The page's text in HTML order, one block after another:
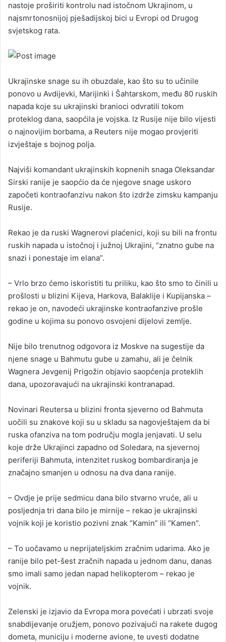
nastoje proširiti kontrolu nad istočnom Ukrajinom, u
najsmrtonosnijoj pješadijskoj bici u Evropi od Drugog
svjetskog rata.
Ukrajinske snage su ih obuzdale, kao što su to učinile
ponovo u Avdijevki, Marijinki i Šahtarskom, među 80 ruskih
napada koje su ukrajinski branioci odvratili tokom
proteklog dana, saopćila je vojska. Iz Rusije nije bilo vijesti
o najnovijim borbama, a Reuters nije mogao provjeriti
izvještaje s bojnog polja.
Najviši komandant ukrajinskih kopnenih snaga Oleksandar
Sirski ranije je saopćio da će njegove snage uskoro
započeti kontraofanzivu nakon što izdrže zimsku kampanju
Rusije.
Rekao je da ruski Wagnerovi plaćenici, koji su bili na frontu
ruskih napada u istočnoj i južnoj Ukrajini, “znatno gube na
snazi i ponestaje im elana”.
– Vrlo brzo ćemo iskoristiti tu priliku, kao što smo to činili u
prošlosti u blizini Kijeva, Harkova, Balaklije i Kupijanska –
rekao je on, navodeći ukrajinske kontraofanzive prošle
godine u kojima su ponovo osvojeni dijelovi zemlje.
Nije bilo trenutnog odgovora iz Moskve na sugestije da
njene snage u Bahmutu gube u zamahu, ali je čelnik
Wagnera Jevgenij Prigožin objavio saopćenja proteklih
dana, upozoravajući na ukrajinski kontranapad.
Novinari Reutersa u blizini fronta sjeverno od Bahmuta
uočili su znakove koji su u skladu sa nagovještajem da bi
ruska ofanziva na tom području mogla jenjavati. U selu
koje drže Ukrajinci zapadno od Soledara, na sjevernoj
periferiji Bahmuta, intenzitet ruskog bombardiranja je
značajno smanjen u odnosu na dva dana ranije.
– Ovdje je prije sedmicu dana bilo stvarno vruće, ali u
posljednja tri dana bilo je mirnije – rekao je ukrajinski
vojnik koji je koristio pozivni znak “Kamin” ili “Kamen”.
– To uočavamo u neprijateljskim zračnim udarima. Ako je
ranije bilo pet-šest zračnih napada u jednom danu, danas
smo imali samo jedan napad helikopterom – rekao je
vojnik.
Zelenski je izjavio da Evropa mora povećati i ubrzati svoje
snabdijevanje oružjem, ponovo pozivajući na rakete dugog
dometa, municiju i moderne avione, te uvesti dodatne